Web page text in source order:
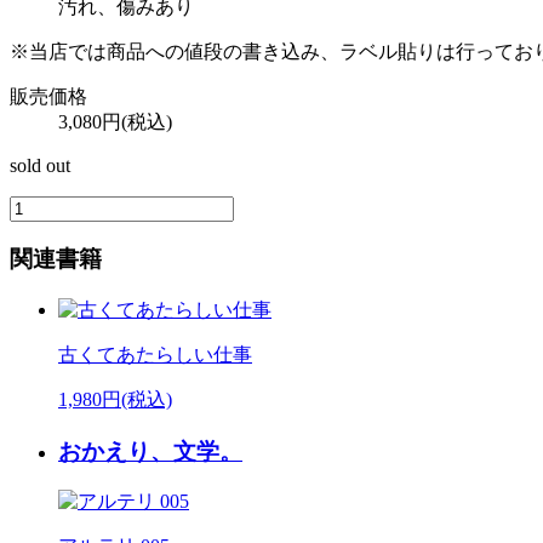
汚れ、傷みあり
※当店では商品への値段の書き込み、ラベル貼りは行ってお
販売価格
3,080円(税込)
sold out
関連書籍
古くてあたらしい仕事
1,980円(税込)
おかえり、文学。